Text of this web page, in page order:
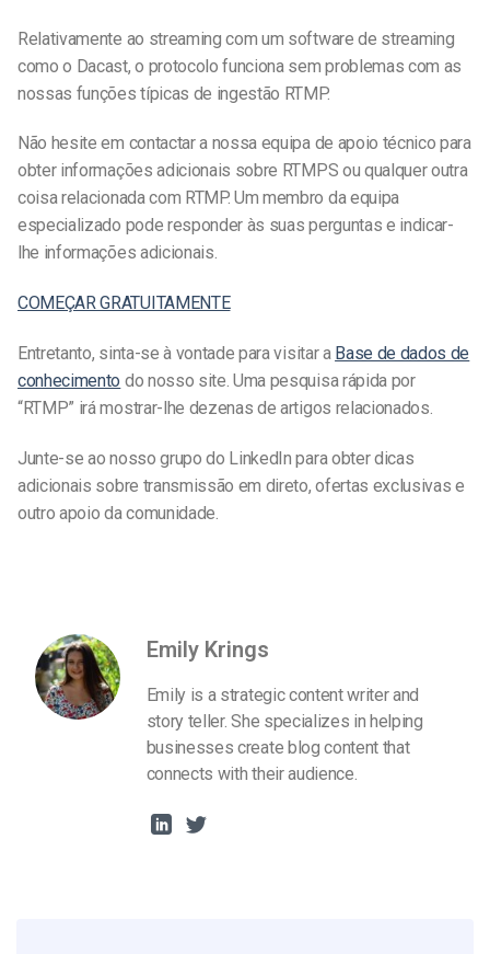
Relativamente ao streaming com um software de streaming
como o Dacast, o protocolo funciona sem problemas com as
nossas funções típicas de ingestão RTMP.
Não hesite em contactar a nossa equipa de apoio técnico para
obter informações adicionais sobre RTMPS ou qualquer outra
coisa relacionada com RTMP. Um membro da equipa
especializado pode responder às suas perguntas e indicar-
lhe informações adicionais.
COMEÇAR GRATUITAMENTE
Entretanto, sinta-se à vontade para visitar a Base de dados de
conhecimento do nosso site. Uma pesquisa rápida por
“RTMP” irá mostrar-lhe dezenas de artigos relacionados.
Junte-se ao nosso grupo do LinkedIn para obter dicas
adicionais sobre transmissão em direto, ofertas exclusivas e
outro apoio da comunidade.
Emily Krings
Emily is a strategic content writer and
story teller. She specializes in helping
businesses create blog content that
connects with their audience.